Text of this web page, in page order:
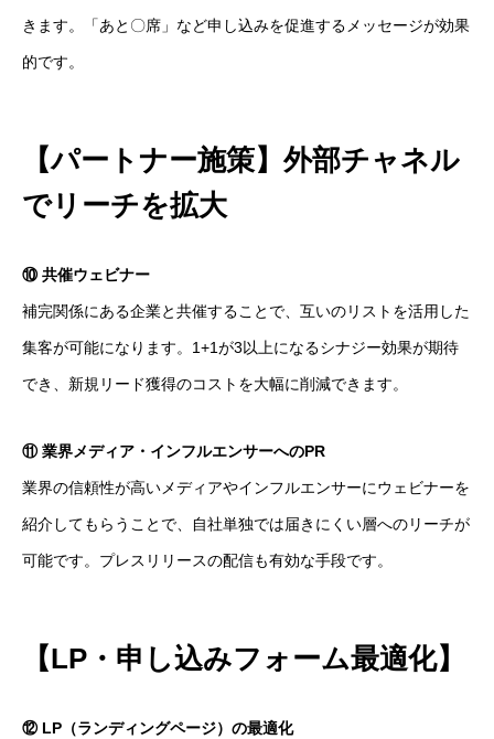
きます。「あと〇席」など申し込みを促進するメッセージが効果
的です。
【パートナー施策】外部チャネル
でリーチを拡大
⑩ 共催ウェビナー
補完関係にある企業と共催することで、互いのリストを活用した
集客が可能になります。1+1が3以上になるシナジー効果が期待
でき、新規リード獲得のコストを大幅に削減できます。
⑪ 業界メディア・インフルエンサーへのPR
業界の信頼性が高いメディアやインフルエンサーにウェビナーを
紹介してもらうことで、自社単独では届きにくい層へのリーチが
可能です。プレスリリースの配信も有効な手段です。
【LP・申し込みフォーム最適化】
⑫ LP（ランディングページ）の最適化